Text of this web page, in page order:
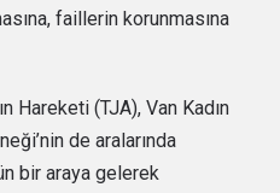
faillerin korunmasına
Hareketi (TJA), Van Kadın
de aralarında
bir araya gelerek